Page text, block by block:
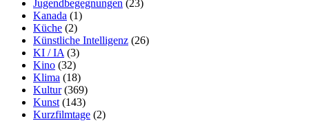
Jugendbegegnungen (23)
Kanada (1)
Küche (2)
Künstliche Intelligenz (26)
KI / IA (3)
Kino (32)
Klima (18)
Kultur(369)
Kunst (143)
Kurzfilmtage (2)